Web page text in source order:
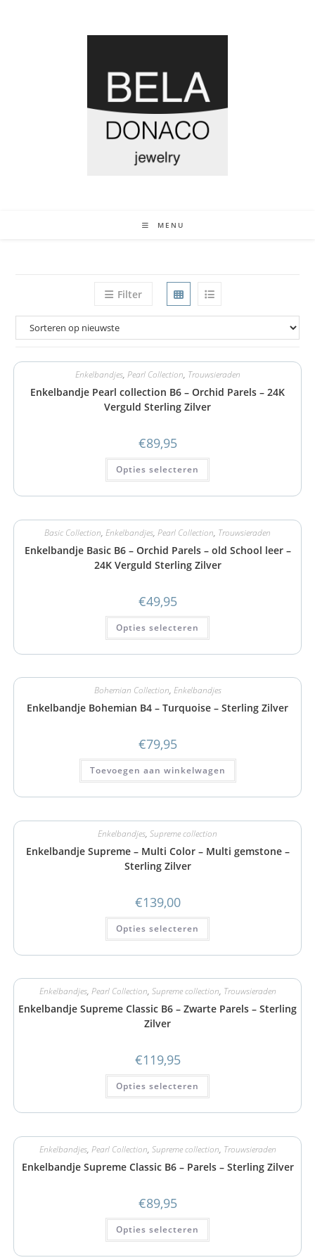
MENU
Filter
Enkelbandjes, Pearl Collection, Trouwsieraden
Enkelbandje Pearl collection B6 – Orchid Parels – 24K
Verguld Sterling Zilver
€89,95
Opties selecteren
Basic Collection, Enkelbandjes, Pearl Collection, Trouwsieraden
Enkelbandje Basic B6 – Orchid Parels – old School leer –
24K Verguld Sterling Zilver
€49,95
Opties selecteren
Bohemian Collection, Enkelbandjes
Enkelbandje Bohemian B4 – Turquoise – Sterling Zilver
€79,95
Toevoegen aan winkelwagen
Enkelbandjes, Supreme collection
Enkelbandje Supreme – Multi Color – Multi gemstone –
Sterling Zilver
€139,00
Opties selecteren
Enkelbandjes, Pearl Collection, Supreme collection, Trouwsieraden
Enkelbandje Supreme Classic B6 – Zwarte Parels – Sterling
Zilver
€119,95
Opties selecteren
Enkelbandjes, Pearl Collection, Supreme collection, Trouwsieraden
Enkelbandje Supreme Classic B6 – Parels – Sterling Zilver
€89,95
Opties selecteren